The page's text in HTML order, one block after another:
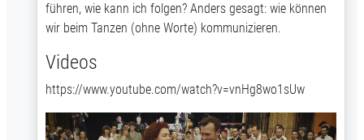
führen, wie kann ich folgen? Anders gesagt: wie können
wir beim Tanzen (ohne Worte) kommunizieren.
Videos
https://www.youtube.com/watch?v=vnHg8wo1sUw